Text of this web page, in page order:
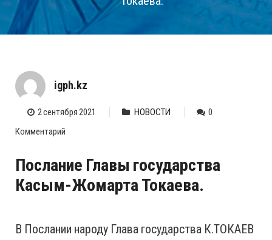
igph.kz
2 сентября 2021 НОВОСТИ
0
Комментарий
Послание Главы государства
Касым-Жомарта Токаева.
В Послании народу Глава государства К.ТОКАЕВ